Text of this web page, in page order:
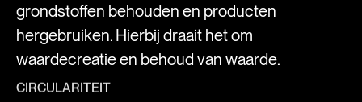
grondstoffen behouden en producten
hergebruiken. Hierbij draait het om
waardecreatie en behoud van waarde.
CIRCULARITEIT